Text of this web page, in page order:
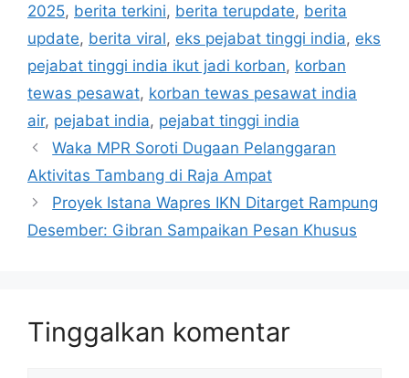
2025, berita terkini, berita terupdate, berita
update, berita viral, eks pejabat tinggi india, eks
pejabat tinggi india ikut jadi korban, korban
tewas pesawat, korban tewas pesawat india
air, pejabat india, pejabat tinggi india
Waka MPR Soroti Dugaan Pelanggaran
Aktivitas Tambang di Raja Ampat
Proyek Istana Wapres IKN Ditarget Rampung
Desember: Gibran Sampaikan Pesan Khusus
Tinggalkan komentar